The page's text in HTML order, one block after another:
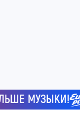
МУЗЫКИ!